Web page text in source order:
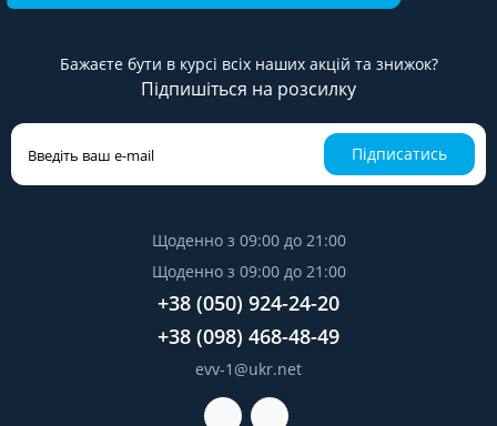
Бажаєте бути в курсі всіх наших акцій та знижок?
Підпишіться на розсилку
Підписатись
Щоденно з 09:00 до 21:00
Щоденно з 09:00 до 21:00
+38 (050) 924-24-20
+38 (098) 468-48-49
evv-1@ukr.net